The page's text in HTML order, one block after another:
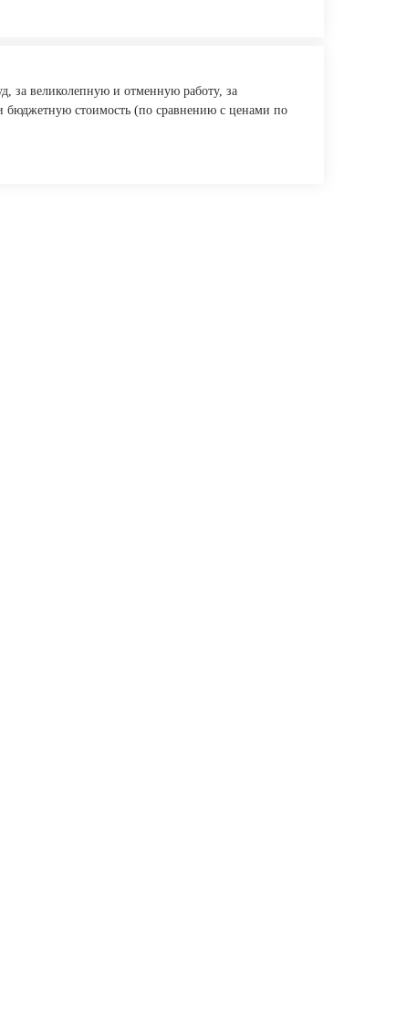
за великолепную и отменную работу, за
бюджетную стоимость (по сравнению с ценами по